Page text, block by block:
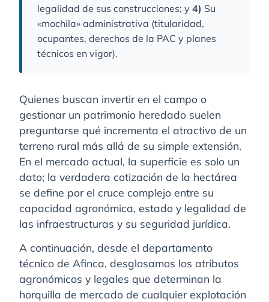
legalidad de sus construcciones; y 4) Su
«mochila» administrativa (titularidad,
ocupantes, derechos de la PAC y planes
técnicos en vigor).
Quienes buscan invertir en el campo o
gestionar un patrimonio heredado suelen
preguntarse qué incrementa el atractivo de un
terreno rural más allá de su simple extensión.
En el mercado actual, la superficie es solo un
dato; la verdadera cotización de la hectárea
se define por el cruce complejo entre su
capacidad agronómica, estado y legalidad de
las infraestructuras y su seguridad jurídica.
A continuación, desde el departamento
técnico de Afinca, desglosamos los atributos
agronómicos y legales que determinan la
horquilla de mercado de cualquier explotación